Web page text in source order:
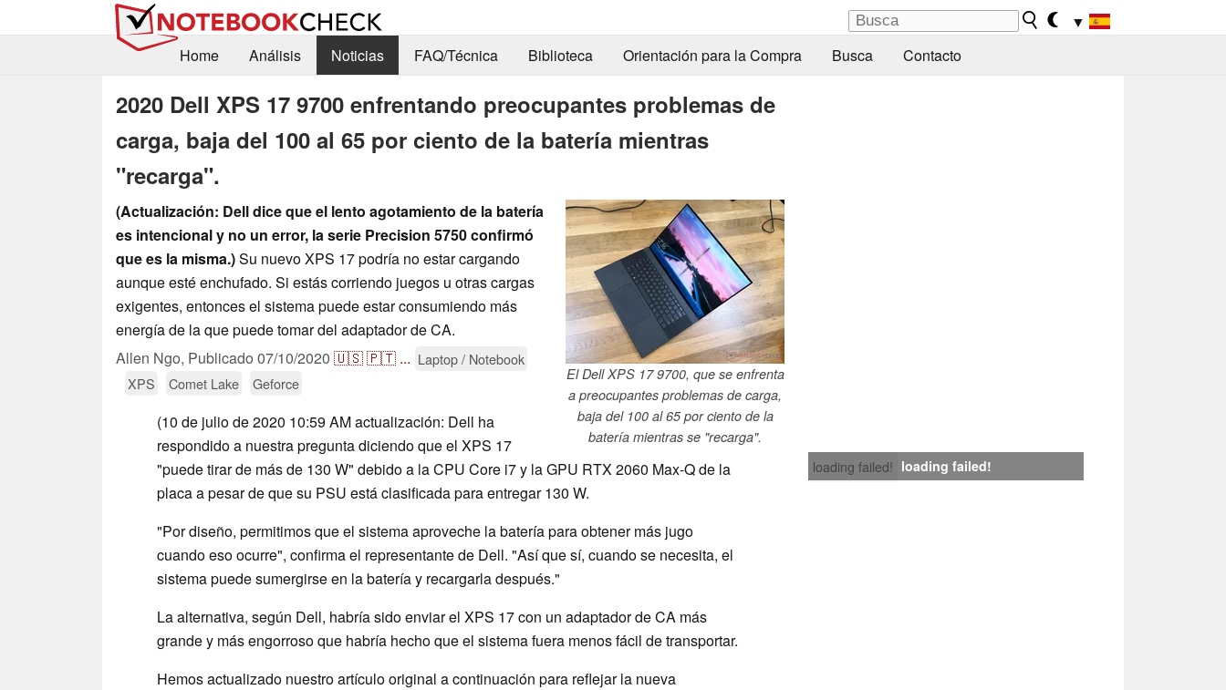
▼
Home
Análisis Noticias FAQ/Técnica Biblioteca Orientación para la Compra Busca Contacto
2020 Dell XPS 17 9700 enfrentando preocupantes problemas de
carga, baja del 100 al 65 por ciento de la batería mientras
"recarga".
El Dell XPS 17 9700, que se enfrenta
a preocupantes problemas de carga,
baja del 100 al 65 por ciento de la
batería mientras se "recarga".
(Actualización: Dell dice que el lento agotamiento de la batería
es intencional y no un error, la serie Precision 5750 confirmó
que es la misma.)Su nuevo XPS 17 podría no estar cargando
aunque esté enchufado. Si estás corriendo juegos u otras cargas
exigentes, entonces el sistema puede estar consumiendo más
energía de la que puede tomar del adaptador de CA.
Allen Ngo, Publicado 07/10/2020 🇺🇸🇵🇹 ... Laptop / Notebook
XPS
Comet Lake Geforce
loading failed! loading failed!
(10 de julio de 2020 10:59 AM actualización: Dell ha
respondido a nuestra pregunta diciendo que el XPS 17
"puede tirar de más de 130 W" debido a la CPU Core i7 y la GPU RTX 2060 Max-Q de la
placa a pesar de que su PSU está clasificada para entregar 130 W.
"Por diseño, permitimos que el sistema aproveche la batería para obtener más jugo
cuando eso ocurre", confirma el representante de Dell. "Así que sí, cuando se necesita, el
sistema puede sumergirse en la batería y recargarla después."
La alternativa, según Dell, habría sido enviar el XPS 17 con un adaptador de CA más
grande y más engorroso que habría hecho que el sistema fuera menos fácil de transportar.
Hemos actualizado nuestro artículo original a continuación para reflejar la nueva